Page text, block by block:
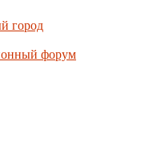
город
форум